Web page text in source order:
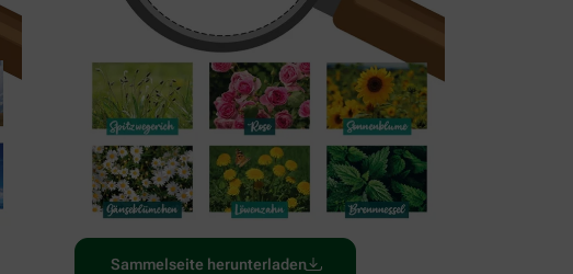
Sammelseite herunterladen